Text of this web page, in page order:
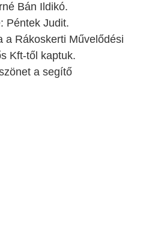
Bán Ildikó.
Péntek Judit.
a Rákoskerti Művelődési
Kft-től kaptuk.
a segítő